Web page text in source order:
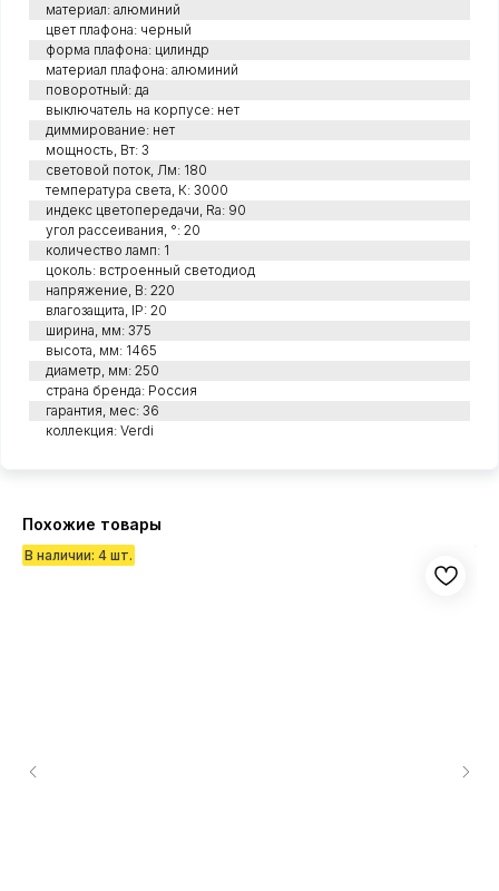
материал: алюминий
цвет плафона: черный
форма плафона: цилиндр
материал плафона: алюминий
поворотный: да
выключатель на корпусе: нет
диммирование: нет
мощность, Вт: 3
световой поток, Лм: 180
температура света, К: 3000
индекс цветопередачи, Ra: 90
угол рассеивания, °: 20
количество ламп: 1
цоколь: встроенный светодиод
напряжение, В: 220
влагозащита, IP: 20
ширина, мм: 375
высота, мм: 1465
диаметр, мм: 250
страна бренда: Россия
гарантия, мес: 36
коллекция: Verdi
Похожие товары